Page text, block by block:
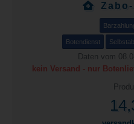
Botendienst
Daten vom
kein Versand - nur